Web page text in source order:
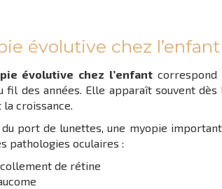
évolutive chez
évolutive chez l’enfantcorrespond
fil des années. Elle apparaît souvent
la croissance.
du port de lunettes, une myopie
pathologies oculaires :
de rétine